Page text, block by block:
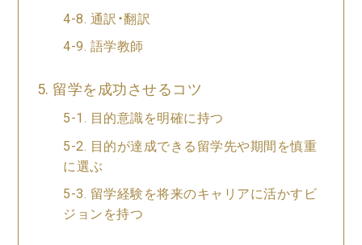
通訳・翻訳
語学教師
留学を成功させるコツ
目的意識を明確に持つ
目的が達成できる留学先や期間を慎重
に選ぶ
留学経験を将来のキャリアに活かすビ
ジョンを持つ